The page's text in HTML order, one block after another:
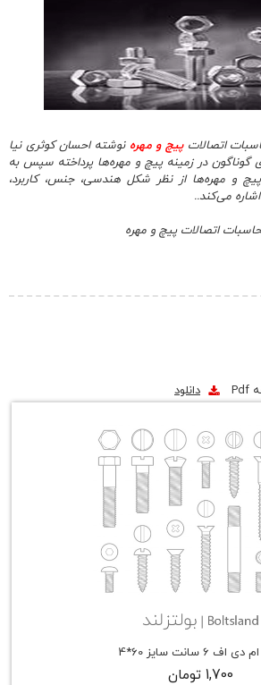
اتصالاتپیچ و مهره نوشته احسان کوثری نیا
گوناگون در زمینه پیچ و مهره‌ها پرداخته سپس به
و مهره‌ها از نظر شکل هندسی، جنس، کاربرد،
می‌کند..
اتصالات پیچ و مهره
Pdf دانلود
6 سانت سایز 60*4
1,700 تومان